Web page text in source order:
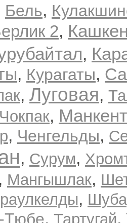
Бель,
2,
,
, Курагаты,
, Луговая,
Чокпак, Манкент
, Ченгельды,
, Сурум,
, Мангышлак,
,
Тюбе, Тартугай,